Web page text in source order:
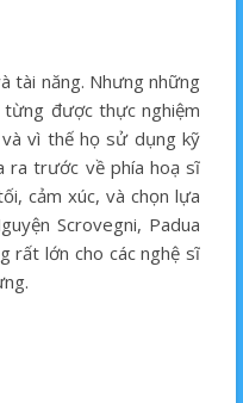
tài năng. Nhưng những
được thực nghiệm
vì thế họ sử dụng kỹ
ra trước về phía hoạ sĩ
cảm xúc, và chọn lựa
Scrovegni, Padua
rất lớn cho các nghệ sĩ